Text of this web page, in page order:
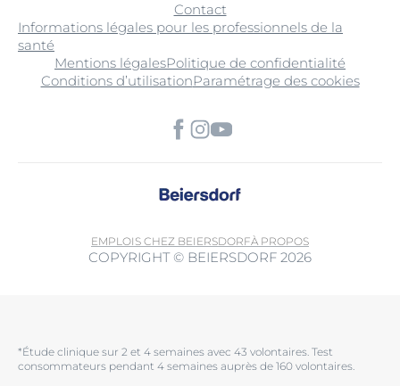
Contact
Informations légales pour les professionnels de la
santé
Mentions légalesPolitique de confidentialité
Conditions d’utilisationParamétrage des cookies
EMPLOIS CHEZ BEIERSDORFÀ PROPOS
COPYRIGHT © BEIERSDORF 2026
*Étude clinique sur 2 et 4 semaines avec 43 volontaires. Test
consommateurs pendant 4 semaines auprès de 160 volontaires.